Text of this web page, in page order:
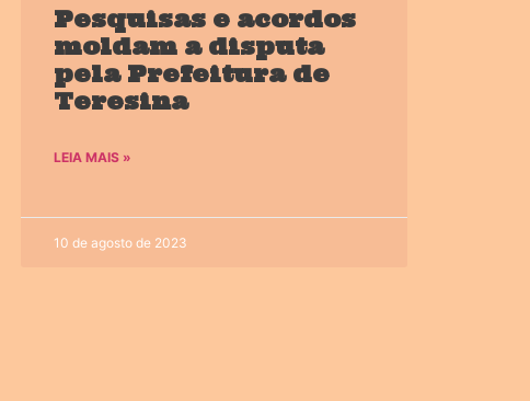
Pesquisas e acordos
moldam a disputa
pela Prefeitura de
Teresina
LEIA MAIS »
10 de agosto de 2023